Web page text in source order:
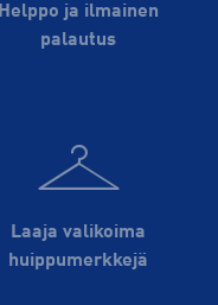
Helppo ja ilmainen
palautus
Laaja valikoima
huippu­merkkejä